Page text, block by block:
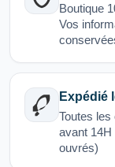
Boutique
Vos
Expédié
Toutes
avant 14H
ouvrés)